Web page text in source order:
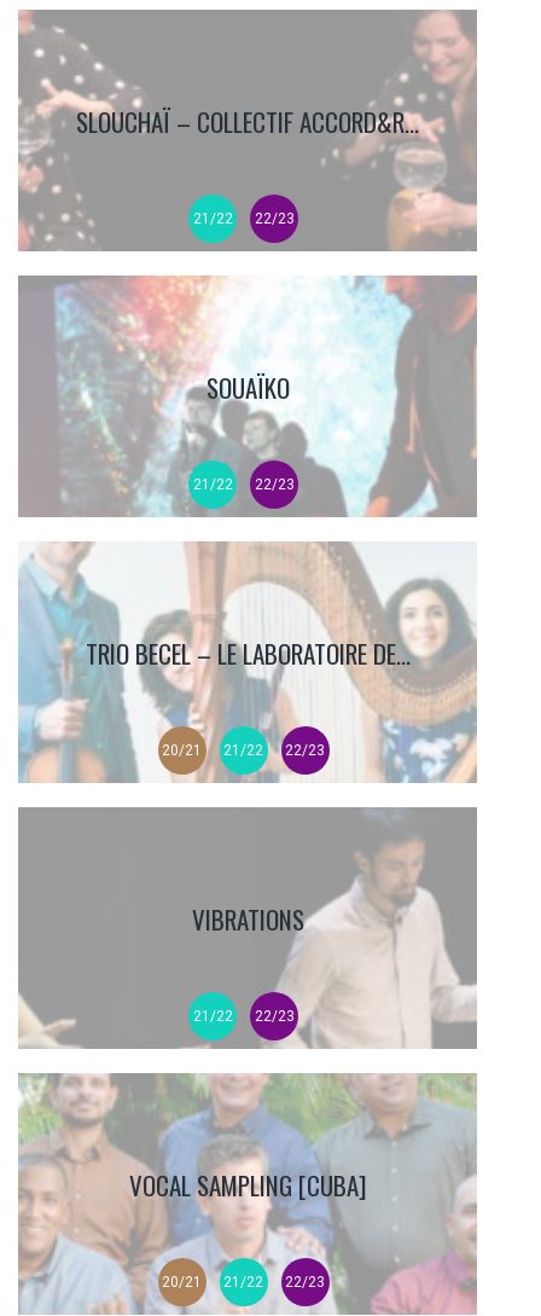
SLOUCHAÏ – COLLECTIF ACCORD&R...
21/22 22/23
SOUAÏKO
21/22 22/23
TRIO BECEL – LE LABORATOIRE DE...
20/21 21/22 22/23
VIBRATIONS
21/22 22/23
VOCAL SAMPLING [CUBA]
20/21 21/22 22/23